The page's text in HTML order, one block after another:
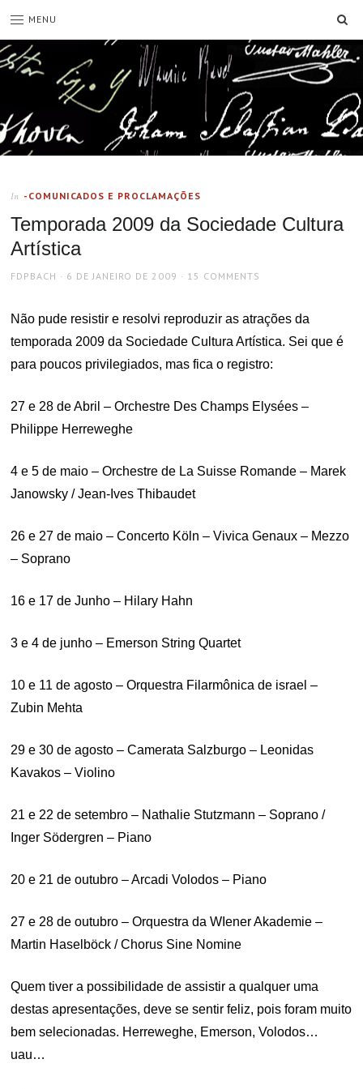
MENU
In -COMUNICADOS E PROCLAMAÇÕES
Temporada 2009 da Sociedade Cultura
Artística
AUTHOR
FDPBACH
POSTED
6 DE JANEIRO DE 2009 15 COMMENTS
Não pude resistir e resolvi reproduzir as atrações da
temporada 2009 da Sociedade Cultura Artística. Sei que é
para poucos privilegiados, mas fica o registro:
27 e 28 de Abril – Orchestre Des Champs Elysées –
Philippe Herreweghe
4 e 5 de maio – Orchestre de La Suisse Romande – Marek
Janowsky / Jean-Ives Thibaudet
26 e 27 de maio – Concerto Köln – Vivica Genaux – Mezzo
– Soprano
16 e 17 de Junho – Hilary Hahn
3 e 4 de junho – Emerson String Quartet
10 e 11 de agosto – Orquestra Filarmônica de israel –
Zubin Mehta
29 e 30 de agosto – Camerata Salzburgo – Leonidas
Kavakos – Violino
21 e 22 de setembro – Nathalie Stutzmann – Soprano /
Inger Södergren – Piano
20 e 21 de outubro – Arcadi Volodos – Piano
27 e 28 de outubro – Orquestra da WIener Akademie –
Martin Haselböck / Chorus Sine Nomine
Quem tiver a possibilidade de assistir a qualquer uma
destas apresentações, deve se sentir feliz, pois foram muito
bem selecionadas. Herreweghe, Emerson, Volodos…
uau…